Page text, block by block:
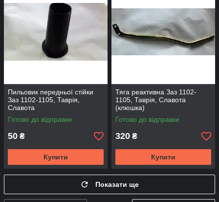
Пильовик передньої стійки
Заз 1102-1105, Таврія,
Славота
Готово до відправки
50 ₴
Купити
Тяга реактивна Заз 1102-
1105, Таврія, Славота
(клюшка)
Готово до відправки
320 ₴
Купити
Показати ще